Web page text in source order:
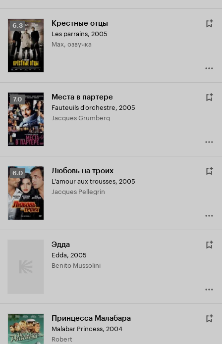
Рейтинг
Кинопоиска
6.3
6.3 Крестные отцы
Les parrains, 2005
Max, озвучка
Рейтинг
Кинопоиска
7.0
7.0 Места в партере
Fauteuils d'orchestre, 2005
Jacques Grumberg
Рейтинг
Кинопоиска
6.0
6.0 Любовь на троих
L'amour aux trousses, 2005
Jacques Pellegrin
Эдда
Edda, 2005
Benito Mussolini
Принцесса Малабара
Malabar Princess, 2004
Robert